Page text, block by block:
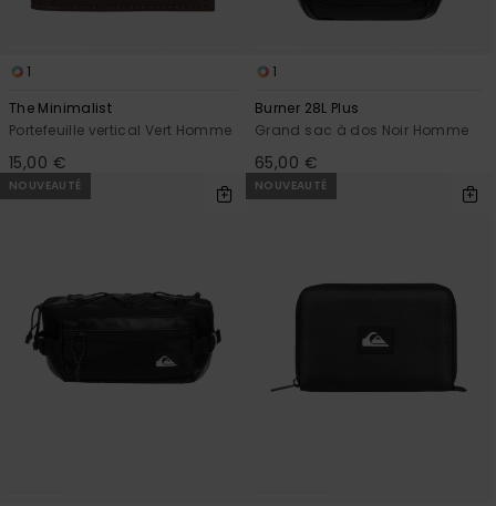
1
The Minimalist
Portefeuille vertical Vert Homme
15,00 €
1
Burner 28L Plus
Grand sac à dos Noir Homme
65,00 €
NOUVEAUTÉ NOUVEAUTÉ